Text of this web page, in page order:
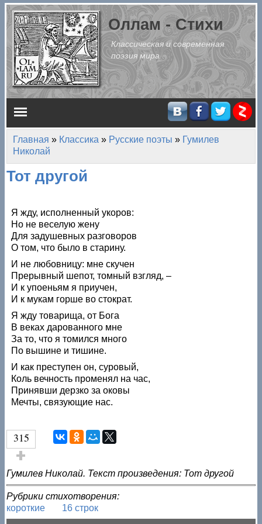
Перейти к основному содержанию
Оллам - Стихи
Классическая и современная
поэзия мира
Главное меню
Вы здесь
Главная » Классика » Русские поэты » Гумилев
Николай
Тот другой
Я жду, исполненный укоров:
Но не веселую жену
Для задушевных разговоров
О том, что было в старину.
И не любовницу: мне скучен
Прерывный шепот, томный взгляд, –
И к упоеньям я приучен,
И к мукам горше во стократ.
Я жду товарища, от Бога
В веках дарованного мне
За то, что я томился много
По вышине и тишине.
И как преступен он, суровый,
Коль вечность променял на час,
Принявши дерзко за оковы
Мечты, связующие нас.
315
Голос за!
Гумилев Николай. Текст произведения: Тот другой
Рубрики стихотворения:
короткие
16 строк